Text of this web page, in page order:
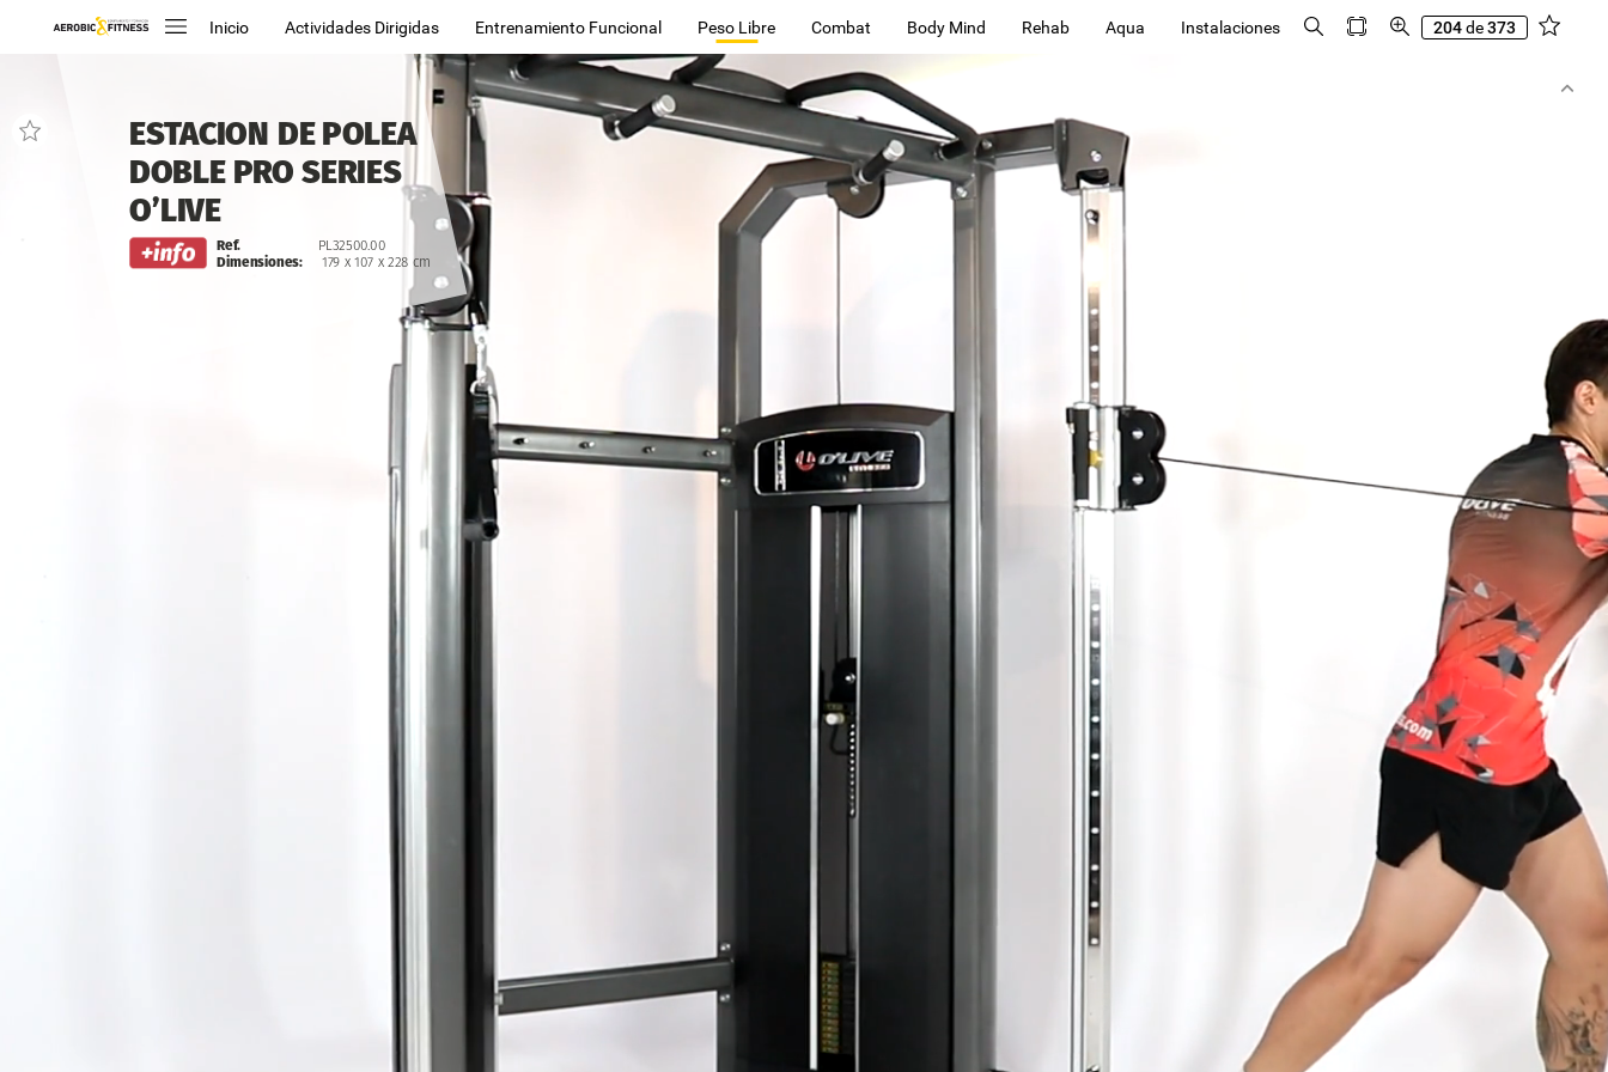
Inicio Actividades Dirigidas Entrenamiento Funcional Peso Libre Combat Body Mind Rehab Aqua Instalaciones 204de373
ESTACION DE POLEA
DOBLE PRO SERIES
O’LIVE
Ref.
Dimensiones:
PL32500.00
179 x 107 x 228 cm